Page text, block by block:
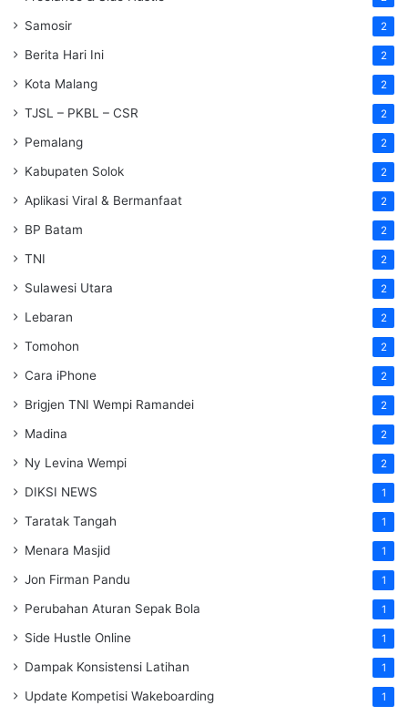
Samosir 2
Berita Hari Ini 2
Kota Malang 2
TJSL – PKBL – CSR 2
Pemalang 2
Kabupaten Solok 2
Aplikasi Viral & Bermanfaat 2
BP Batam 2
TNI 2
Sulawesi Utara 2
Lebaran 2
Tomohon 2
Cara iPhone 2
Brigjen TNI Wempi Ramandei 2
Madina 2
Ny Levina Wempi 2
DIKSI NEWS 1
Taratak Tangah 1
Menara Masjid 1
Jon Firman Pandu 1
Perubahan Aturan Sepak Bola 1
Side Hustle Online 1
Dampak Konsistensi Latihan 1
Update Kompetisi Wakeboarding 1